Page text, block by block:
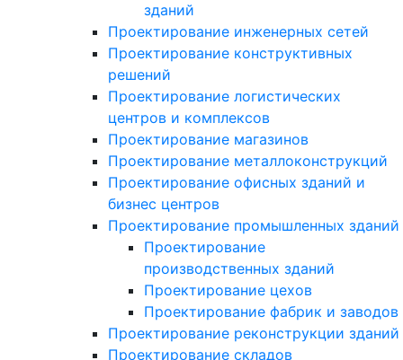
зданий
Проектирование инженерных сетей
Проектирование конструктивных
решений
Проектирование логистических
центров и комплексов
Проектирование магазинов
Проектирование металлоконструкций
Проектирование офисных зданий и
бизнес центров
Проектирование промышленных зданий
Проектирование
производственных зданий
Проектирование цехов
Проектирование фабрик и заводов
Проектирование реконструкции зданий
Проектирование складов